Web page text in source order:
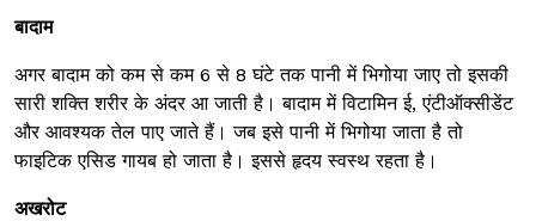
बादाम
अगर बादाम को कम से कम 6 से 8 घंटे तक पानी में भिगोया जाए तो इसकी
सारी शक्ति शरीर के अंदर आ जाती है। बादाम में विटामिन ई, एंटीऑक्सीडेंट
और आवश्यक तेल पाए जाते हैं। जब इसे पानी में भिगोया जाता है तो
फाइटिक एसिड गायब हो जाता है। इससे हृदय स्वस्थ रहता है।
अखरोट